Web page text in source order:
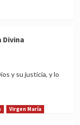
Divina
y su justicia, y lo
Virgen María